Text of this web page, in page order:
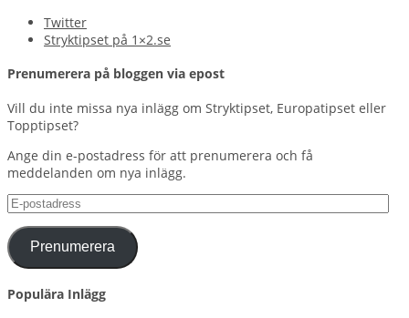
Twitter
Stryktipset på 1×2.se
Prenumerera på bloggen via epost
Vill du inte missa nya inlägg om Stryktipset, Europatipset eller
Topptipset?
Ange din e-postadress för att prenumerera och få
meddelanden om nya inlägg.
E-
postadress
Prenumerera
Populära Inlägg